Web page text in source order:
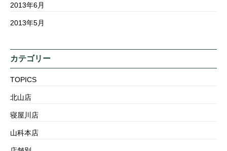
2013年6月
2013年5月
カテゴリー
TOPICS
北山店
寝屋川店
山科本店